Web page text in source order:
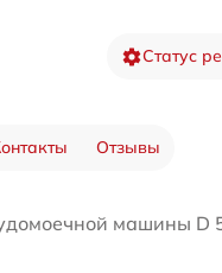
Статус
Отзывы
машины D